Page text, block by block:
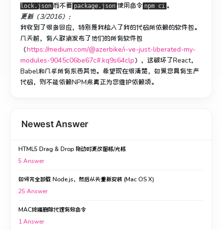
lock.json 而不要 package.json 使用命令 npm ci 。
更新（3/2016）：
我收到了很多回应，特别是我检入了我的代码所依赖的软件包。
几天前，有人取消发布了他们的所有软件包
（https://medium.com/@azerbike/i-ve-just-liberated-my-
modules-9045c06be67c#.kq9s64clp），这破坏了React，
Babel和几乎所有东西其他。 希望现在很清楚，如果您具有生产
代码，则不能依赖NPM来真正为您维护依赖项。
Newest Answer
HTML5 Drag & Drop 拖动时更改图标/光标
5 Answer
如何完全卸载 Node.js，然后从头重新安装 (Mac OS X)
25 Answer
MAC终端删除代理有效命令
1Answer